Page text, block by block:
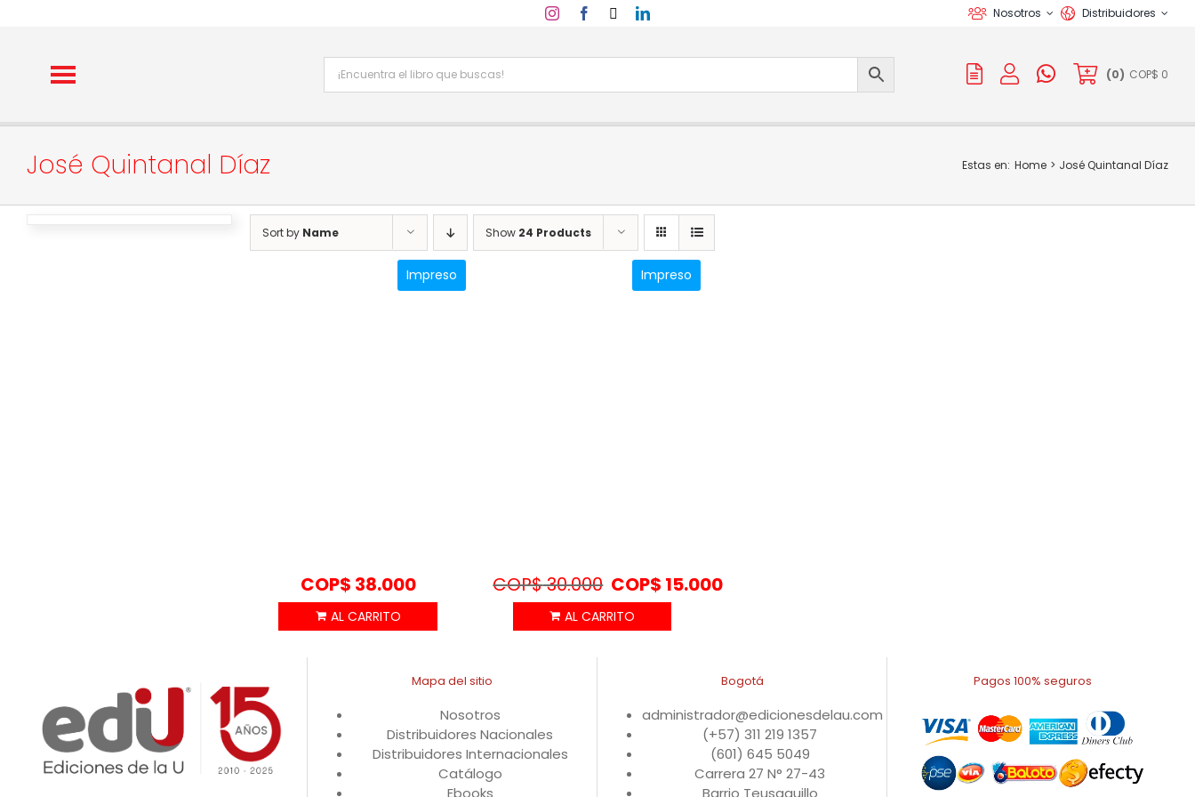
Nosotros Distribuidores
(0) COP$ 0
José Quintanal Díaz Estas en: Home José Quintanal Díaz
Sort by Name Show 24 Products
Impreso
COP$ 38.000
Impreso
COP$30.000 COP$ 15.000
Mapa del sitio
Nosotros
Distribuidores Nacionales
Distribuidores Internacionales
Catálogo
Ebooks
Bogotá
administrador@edicionesdelau.com
(+57) 311 219 1357
(601) 645 5049
Carrera 27 N° 27-43
Barrio Teusaquillo
Pagos 100% seguros